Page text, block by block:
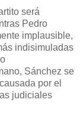
será
Pedro
implausible,
indisimuladas
Sánchez se
por el
judiciales